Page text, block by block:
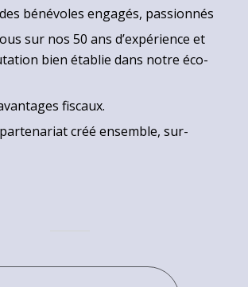
bénévoles engagés, passionnés
sur nos 50 ans d’expérience et
bien établie dans notre éco-
fiscaux.
créé ensemble, sur-